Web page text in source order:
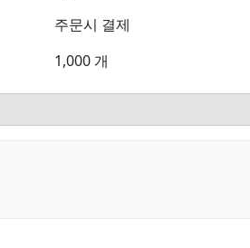
주문시 결제
1,000 개